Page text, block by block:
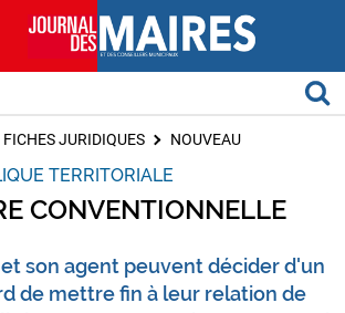
FICHES JURIDIQUES NOUVEAU
TERRITORIALE
CONVENTIONNELLE
son agent peuvent décider d'un
de mettre fin à leur relation de